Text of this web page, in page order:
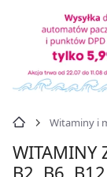
Witaminy i
WITAMINY
B2, B6,